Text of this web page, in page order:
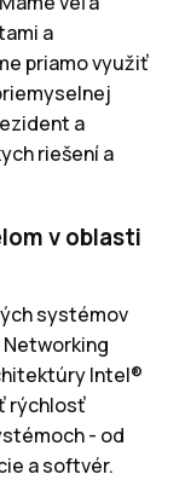
a
priamo využiť
a
riešení a
v oblasti
systémov
Networking
Intel®
rýchlosť
- od
a softvér.